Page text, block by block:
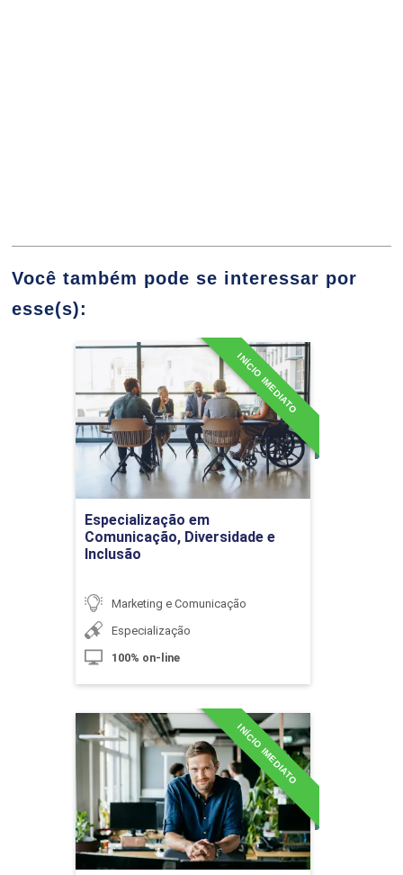
10h
Planejamento Estratégico de Eventos
Eventos de Organização Interna e
10h
Patrocínio em Eventos
10h
Apoio Logístico em Eventos
Você também pode se interessar por
esse(s):
Especialização em
Comunicação, Diversidade e
Inclusão
INÍCIO IMEDIATO
Marketing e Comunicação
Especialização
100% on-line
Especialização em
Comunicação, Diversidade
e Inclusão
Detalhes do curso
INÍCIO IMEDIATO
Especialização em
Comunicação, Ética e
Compliance
Detalhes do curso